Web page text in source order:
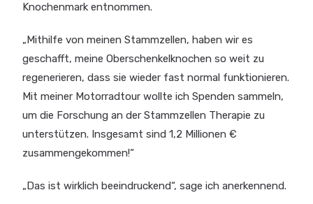
Knochenmark entnommen.
„Mithilfe von meinen Stammzellen, haben wir es
geschafft, meine Oberschenkelknochen so weit zu
regenerieren, dass sie wieder fast normal funktionieren.
Mit meiner Motorradtour wollte ich Spenden sammeln,
um die Forschung an der Stammzellen Therapie zu
unterstützen. Insgesamt sind 1,2 Millionen €
zusammengekommen!“
„Das ist wirklich beeindruckend“, sage ich anerkennend.